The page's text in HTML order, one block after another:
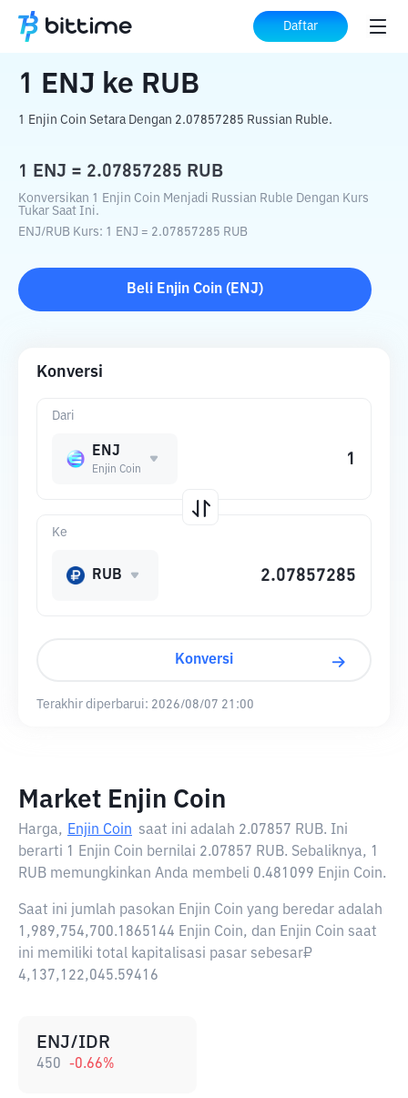
Daftar
Beranda Konverter Kripto ke RUB
1 ENJ ke RUB
1 Enjin Coin Setara Dengan 2.07857285 Russian Ruble.
1 ENJ = 2.07857285 RUB
Konversikan 1 Enjin Coin Menjadi Russian Ruble Dengan Kurs
Tukar Saat Ini.
ENJ/RUB Kurs: 1 ENJ = 2.07857285 RUB
Beli Enjin Coin ( ENJ)
Konversi
Dari
ENJ
Enjin Coin
Ke
RUB
Konversi
Terakhir diperbarui: 2026/08/07 21:00
Market Enjin Coin
Harga, Enjin Coin saat ini adalah 2.07857 RUB. Ini
berarti 1 Enjin Coin bernilai 2.07857 RUB. Sebaliknya, 1
RUB memungkinkan Anda membeli 0.481099 Enjin Coin.
Saat ini jumlah pasokan Enjin Coin yang beredar adalah
1,989,754,700.1865144 Enjin Coin, dan Enjin Coin saat
ini memiliki total kapitalisasi pasar sebesar₽
4,137,122,045.59416
ENJ/IDR
450 -0.66%